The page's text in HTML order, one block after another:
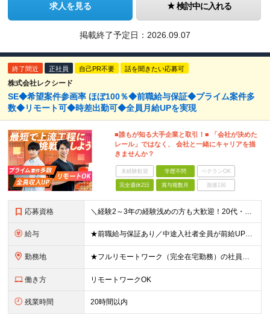
求人を見る 検討中に入れる
掲載終了予定日： 2026.09.07
終了間近 正社員 自己PR不要 話を聞きたい応募可
株式会社レクシード
SE◆希望案件参画率 ほぼ100％◆前職給与保証◆プライム案件多
数◆リモート可◆時差出勤可◆全員月給UPを実現
■誰もが知る大手企業と取引！■ 「会社が決めた
レール」ではなく、 会社と一緒にキャリアを描
きませんか？
未経験歓迎 学歴不問 ベテランOK
完全週休2日 賞与複数月 面接1回
応募資格 ＼経験2～3年の経験浅めの方も大歓迎！20代・30代が活躍中／ ◆何らかの開発経験をお持ちの方（言語や経験年数は一切不問です） ◆学歴不問 ★コミュニケーションを大切にし、自身のキャリアプランを持って
給与 ★前職給与保証あり／中途入社者全員が前給UPで入社！ ■月給30万円～50万円＋賞与（年2回）＋諸手当 ※試用期間3ヶ月あり。期間中の条件変更なし ※経験やスキルを考慮のうえ、決定いたします。 ※固
勤務地 ★フルリモートワーク（完全在宅勤務）の社員在籍 ★転勤なし 本社勤務、または東京都内を中心とした一都三県のプロジェクト先となります。 【本社】東京都中央区八丁堀4-13-5 幸ビル5階 (変更の範
働き方 リモートワークOK
残業時間 20時間以内